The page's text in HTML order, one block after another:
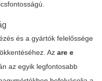
és a gyártók felelőssége
Az are e
az egyik legfontosabb